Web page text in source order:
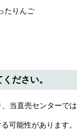
育ったりんご 完
ださい。
当直売センターで
可能性があります